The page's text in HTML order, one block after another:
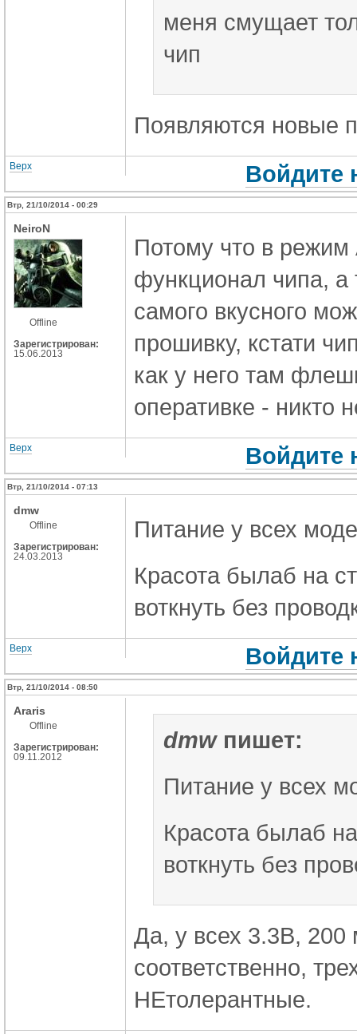
меня смущает
чип
Появляются новые
Верх Войдите
Втр, 21/10/2014 - 00:29
NeiroN
Offline
Зарегистрирован:
15.06.2013
Потому что в режим
функционал чипа,
самого вкусного
прошивку, кстати
как у него там
оперативке - никто
Верх Войдите
Втр, 21/10/2014 - 07:13
dmw
Offline
Зарегистрирован:
24.03.2013
Питание у всех
Красота былаб на
воткнуть без
Верх Войдите
Втр, 21/10/2014 - 08:50
Araris
Offline
Зарегистрирован:
09.11.2012
dmwпишет:
Питание у всех
Красота былаб
воткнуть без
Да, у всех 3.3В, 200
соответственно,
НЕтолерантные.